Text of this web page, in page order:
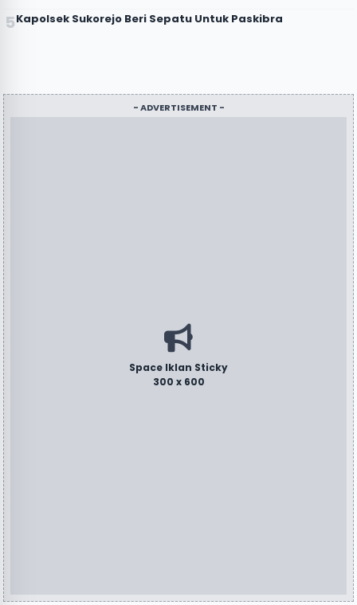
Kapolsek Sukorejo Beri Sepatu Untuk Paskibra
- ADVERTISEMENT -
Space Iklan Sticky
300 x 600